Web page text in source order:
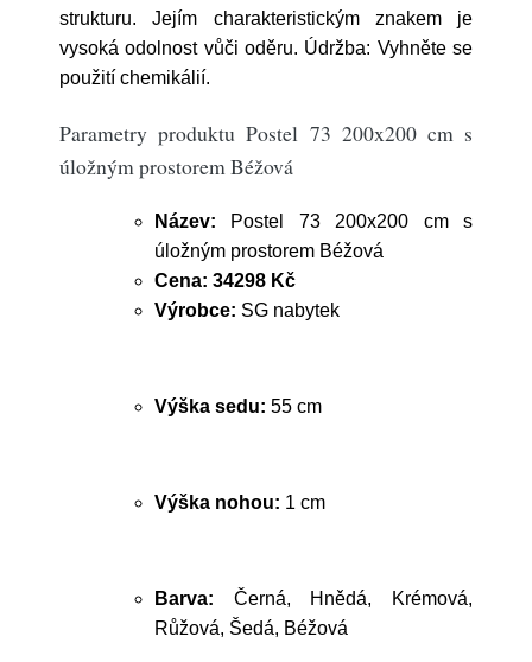
strukturu. Jejím charakteristickým znakem je
vysoká odolnost vůči oděru. Údržba: Vyhněte se
použití chemikálií.
Parametry produktu Postel 73 200x200 cm s
úložným prostorem Béžová
Název: Postel 73 200x200 cm s
úložným prostorem Béžová
Cena: 34298 Kč
Výrobce: SG nabytek
Výška sedu: 55 cm
Výška nohou: 1 cm
Barva: Černá, Hnědá, Krémová,
Růžová, Šedá, Béžová